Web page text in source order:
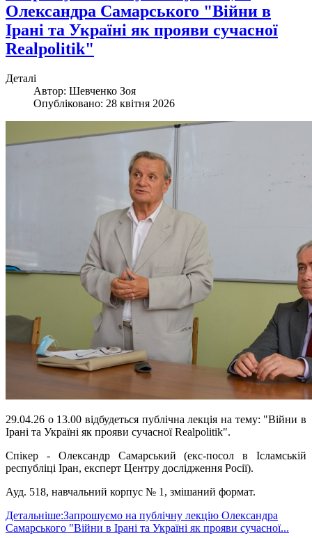
Олександра Самарського "Війни в
Ірані та Україні як прояви сучасної
Realpolitik"
Деталі
Автор: Шевченко Зоя
Опубліковано: 28 квітня 2026
29.04.26 о 13.00 відбудеться публічна лекція на тему: "Війни в
Ірані та Україні як прояви сучасної Realpolitik".
Спікер - Олександр Самарський (екс-посол в Ісламській
республіці Іран, експерт Центру дослідження Росії).
Ауд. 518, навчальний корпус № 1, змішаний формат.
Детальніше:Запрошуємо на публічну лекцію Олександра
Самарського "Війни в Ірані та Україні як прояви сучасної...